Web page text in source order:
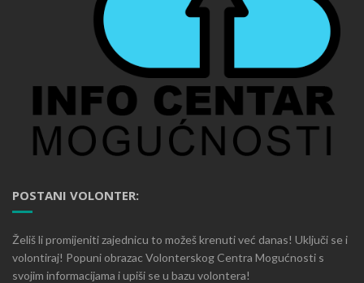
POSTANI VOLONTER:
Želiš li promijeniti zajednicu to možeš krenuti već danas! Uključi se i
volontiraj! Popuni obrazac Volonterskog Centra Mogućnosti s
svojim informacijama i upiši se u bazu volontera!